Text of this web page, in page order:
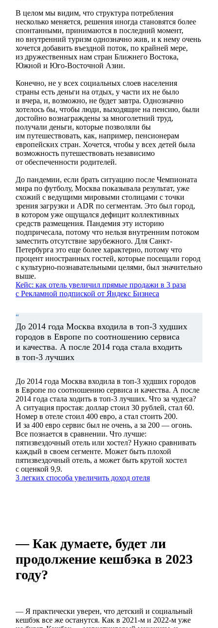
В целом мы видим, что структура потребления
несколько меняется, решения иногда становятся более
спонтанными, принимаются в последний момент,
но внутренний туризм однозначно жив, и к нему очень
хочется добавить въездной поток, по крайней мере,
из дружественных нам стран Ближнего Востока,
Южной и Юго-Восточной Азии.
Конечно, не у всех социальных слоев населения
страны есть деньги на отдых, у части их не было
и вчера, и, возможно, не будет завтра. Однозначно
хотелось бы, чтобы люди, выходящие на пенсию, были
достойно вознаграждены за многолетний труд,
получали деньги, которые позволяли бы
им путешествовать, как, например, пенсионерам
европейских стран. Хочется, чтобы у всех детей была
возможность путешествовать независимо
от обеспеченности родителей.
До пандемии, если брать ситуацию после Чемпионата
мира по футболу, Москва показывала результат, уже
схожий с ведущими мировыми столицами с точки
зрения загрузки и ADR по сегментам. Это был город,
в котором уже ощущался дефицит коллективных
средств размещения. Пандемия эту историю
подпричесала, потому что нельзя внутренним потоком
заместить отсутствие зарубежного. Для Санкт-
Петербурга это еще более характерно, потому что
процент иностранных гостей, которые посещали город
с культурно-познавательными целями, был значительно
выше.
Кейс: как отель увеличил прямые продажи в 3 раза
с Рекламной подпиской от Яндекс Бизнеса
“
До 2014 года Москва входила в топ-3 худших
городов в Европе по соотношению сервиса
и качества. А после 2014 года стала входить
в топ-3 лучших
До 2014 года Москва входила в топ-3 худших городов
в Европе по соотношению сервиса и качества. А после
2014 года стала ходить в топ-3 лучших. Что за чудеса?
А ситуация простая: доллар стоил 30 рублей, стал 60.
Номер в отеле стоил 400 евро, а стал стоить 200.
И за 400 евро сервис был не очень, а за 200 — огонь.
Все познается в сравнении. Что лучше:
пятизвездочный отель или хостел? Нужно сравнивать
каждый в своем сегменте. Может быть плохой
пятизвездочный отель, а может быть крутой хостел
с оценкой 9,9.
3 легких способа увеличить доход отеля
— Как думаете, будет ли
продолжение кешбэка в 2023
году?
— Я практически уверен, что детский и социальный
кешбэк все же останутся. Как в 2021-м и 2022-м уже